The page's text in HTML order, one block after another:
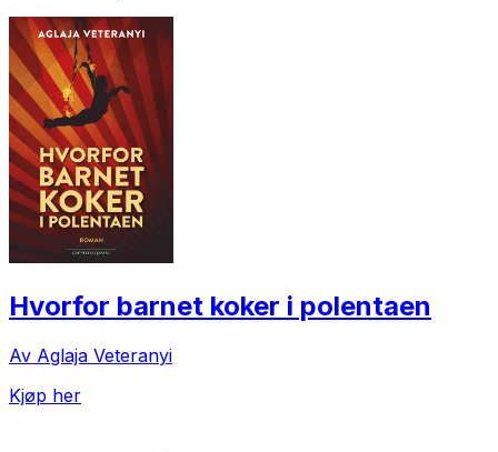
Hvorfor barnet koker i polentaen
Av Aglaja Veteranyi
Kjøp her